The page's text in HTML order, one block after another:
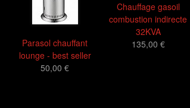
Parasol chauffant
lounge - best seller
50,00 €
Chauffage gasoil
combustion indirecte
32KVA
135,00 €